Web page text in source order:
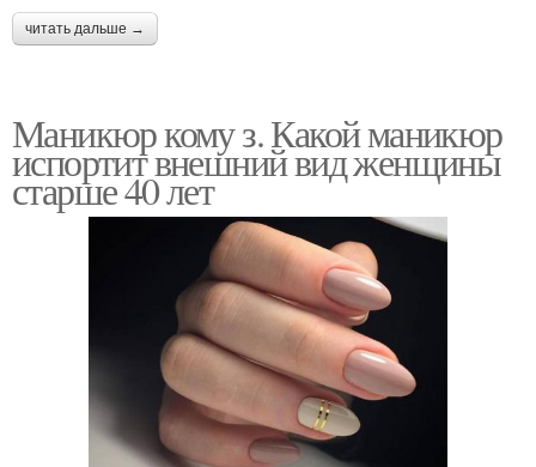
читать дальше →
Маникюр кому з. Какой маникюр
испортит внешний вид женщины
старше 40 лет